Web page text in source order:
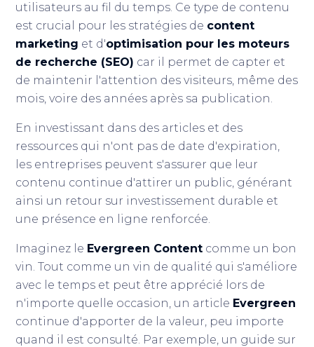
utilisateurs au fil du temps. Ce type de contenu
est crucial pour les stratégies de content
marketing et d'optimisation pour les moteurs
de recherche (SEO) car il permet de capter et
de maintenir l'attention des visiteurs, même des
mois, voire des années après sa publication.
En investissant dans des articles et des
ressources qui n'ont pas de date d'expiration,
les entreprises peuvent s'assurer que leur
contenu continue d'attirer un public, générant
ainsi un retour sur investissement durable et
une présence en ligne renforcée.
Imaginez le Evergreen Content comme un bon
vin. Tout comme un vin de qualité qui s'améliore
avec le temps et peut être apprécié lors de
n'importe quelle occasion, un article Evergreen
continue d'apporter de la valeur, peu importe
quand il est consulté. Par exemple, un guide sur